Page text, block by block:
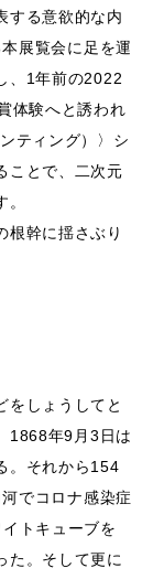
する意欲的な内
展覧会に足を運
、1年前の2022
体験へと誘われ
ティング）〉シ
ことで、二次元
根幹に揺さぶり
をしょうしてと
1868年9月3日は
。それから154
でコロナ感染症
トキューブを
た。そして更に